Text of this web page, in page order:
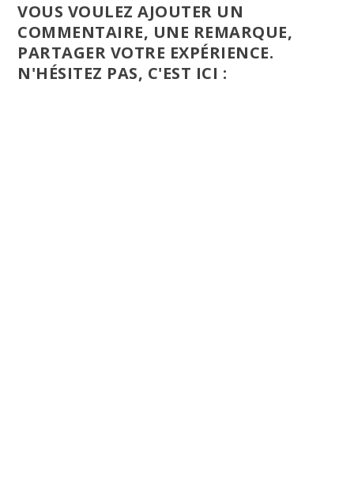
VOUS VOULEZ AJOUTER UN
COMMENTAIRE, UNE REMARQUE,
PARTAGER VOTRE EXPÉRIENCE.
N'HÉSITEZ PAS, C'EST ICI :